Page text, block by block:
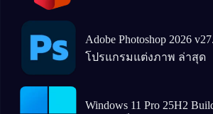
Adobe Photoshop 2026
โปรแกรมแต่งภาพ ล่าสุด
Windows 11 Pro 25H2